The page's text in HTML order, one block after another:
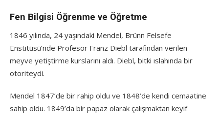
Fen Bilgisi Öğrenme ve Öğretme
1846 yılında, 24 yaşındaki Mendel, Brünn Felsefe
Enstitüsü’nde Profesör Franz Diebl tarafından verilen
meyve yetiştirme kurslarını aldı. Diebl, bitki ıslahında bir
otoriteydi.
Mendel 1847’de bir rahip oldu ve 1848’de kendi cemaatine
sahip oldu. 1849’da bir papaz olarak çalışmaktan keyif